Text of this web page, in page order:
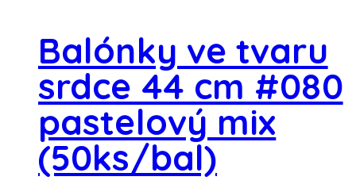
Balónky ve tvaru
srdce 44 cm #080
pastelový mix
(50ks/bal)